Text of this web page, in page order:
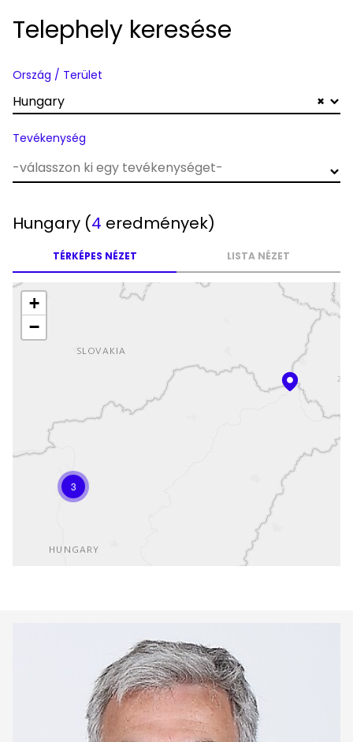
Telephely keresése
Ország / Terület
×
Hungary
Tevékenység
Hungary (4 eredmények)
TÉRKÉPES NÉZET LISTA NÉZET
3
+
−